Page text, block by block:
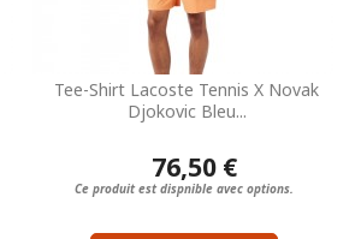
Tee-Shirt Lacoste Tennis X Novak
Djokovic Bleu...
76,50 €
Ce produit est dispnible avec options.